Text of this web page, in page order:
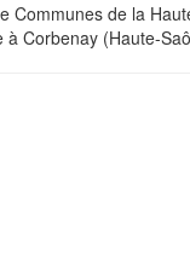
Communes de la
à Corbenay (Haute-